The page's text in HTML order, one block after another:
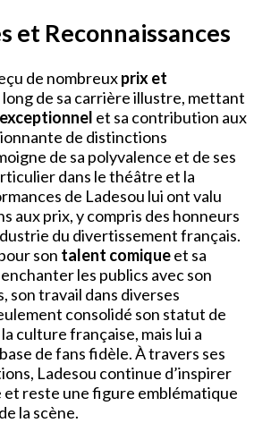
et Reconnaissances
de nombreuxprix et
de sa carrière illustre, mettant
et sa contribution aux
de distinctions
de sa polyvalence et de ses
dans le théâtre et la
de Ladesou lui ont valu
aux prix, y compris des honneurs
du divertissement français.
son talent comiqueet sa
les publics avec son
son travail dans diverses
consolidé son statut de
culture française, mais lui a
de fans fidèle. À travers ses
Ladesou continue d’inspirer
et reste une figure emblématique
la scène.